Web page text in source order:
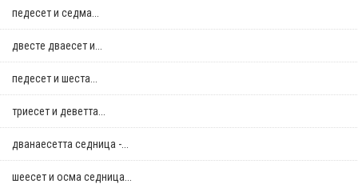
педесет и седма...
двестe дваесет и...
педесет и шеста...
триесет и деветта...
дванаесетта седница -...
шеесет и осма седница...